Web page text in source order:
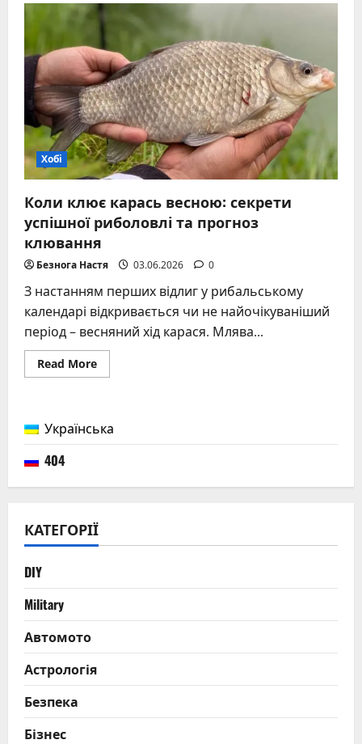
карась
у
світі:
факти,
випадки
та
задокументовані
гіганти
Хобі
Коли клює карась весною: секрети
успішної риболовлі та прогноз
клювання
Безнога Настя 03.06.2026 0
З настанням перших відлиг у рибальському
календарі відкривається чи не найочікуваніший
період – весняний хід карася. Млява...
Read MoreRead
more
весною:
секрети
прогноз
Українська
404
КАТЕГОРІЇ
DIY
Military
Автомото
Астрологія
Безпека
Бізнес